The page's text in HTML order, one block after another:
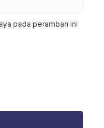
pada peramban ini